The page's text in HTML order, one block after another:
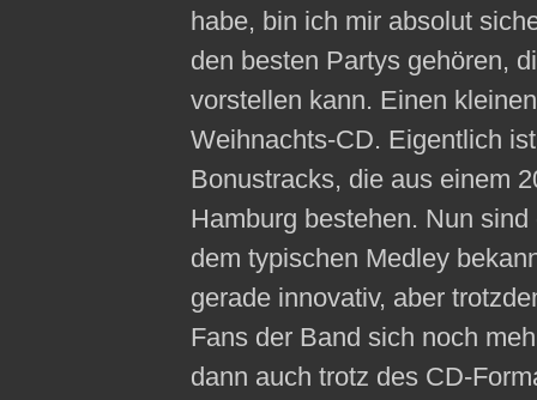
habe, bin ich mir absolut
den besten Partys gehören,
vorstellen kann. Einen
Weihnachts-CD. Eigentlich
Bonustracks, die aus einem
Hamburg bestehen. Nun
dem typischen Medley
gerade innovativ, aber
Fans der Band sich noch
dann auch trotz des CD-